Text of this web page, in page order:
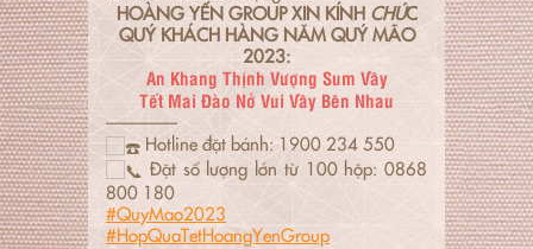
HOÀNG YẾN GROUP XIN KÍNH CHÚC
QUÝ KHÁCH HÀNG NĂM QUÝ MÃO
2023:
An Khang Thịnh Vượng Sum Vầy
Tết Mai Đào Nở Vui Vầy Bên Nhau
————
Hotline đặt bánh: 1900 234 550
Đặt số lượng lớn từ 100 hộp: 0868
800 180
#QuyMao2023
#HopQuaTetHoangYenGroup